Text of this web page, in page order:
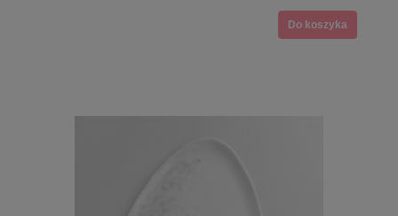
Do koszyka